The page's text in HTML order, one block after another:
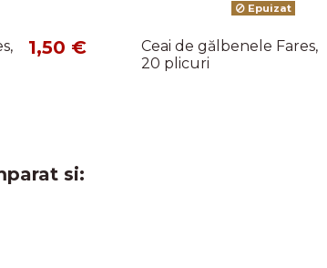
1,50 €
Epuizat
Ceai de gălbenele Fares,
20 plicuri
si: